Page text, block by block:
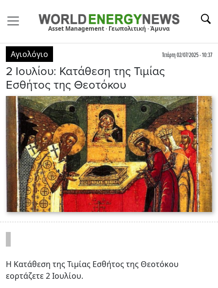
Asset Management · Γεωπολιτική · Άμυνα
Αγιολόγιο Τετάρτη 02/07/2025 - 10:37
2 Ιουλίου: Κατάθεση της Τιμίας
Εσθήτος της Θεοτόκου
Η Κατάθεση της Τιμίας Εσθήτος της Θεοτόκου
εορτάζετε 2 Ιουλίου.